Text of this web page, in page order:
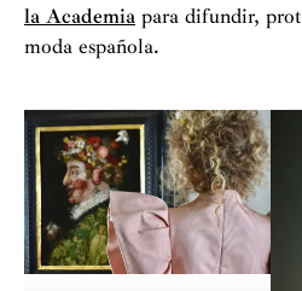
la Academia para difundir,
moda española.